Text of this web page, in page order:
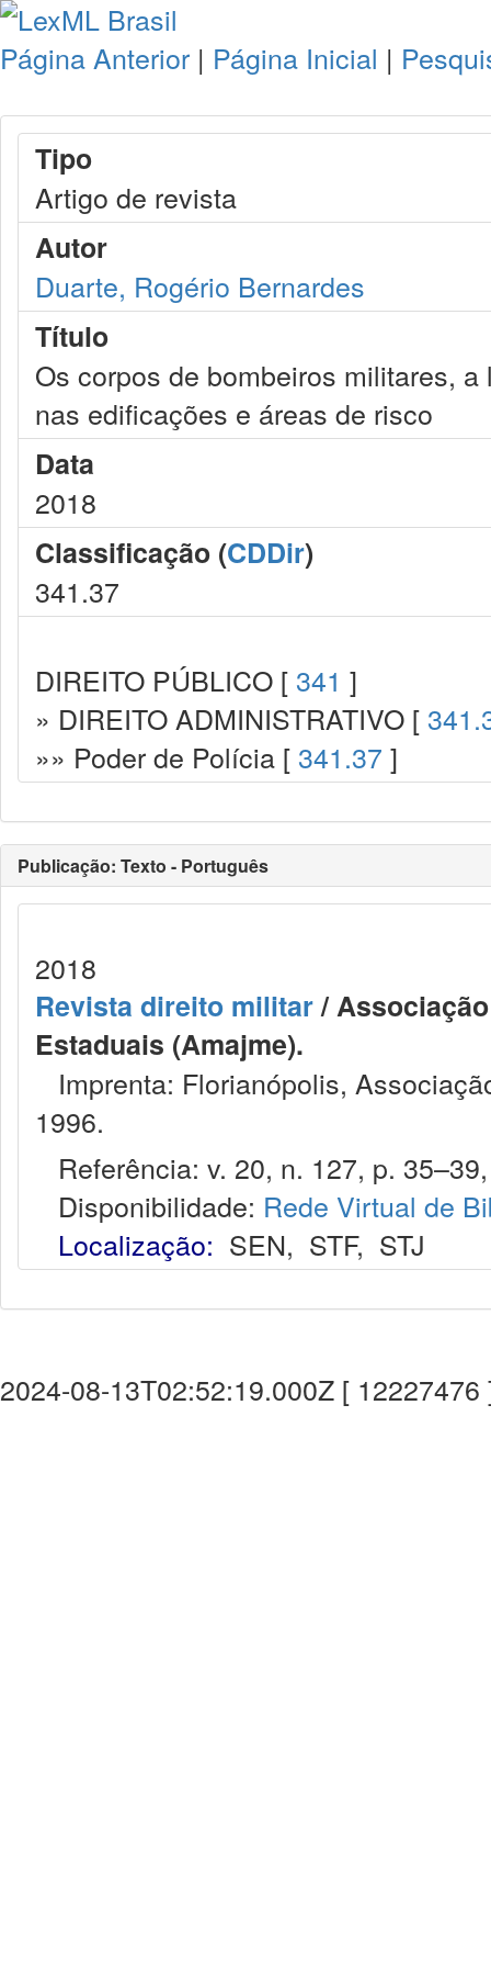
Página Anterior | Página Inicial |
Tipo
Artigo de revista
Autor
Duarte, Rogério Bernardes
Título
Os corpos de bombeiros militares,
nas edificações e áreas de risco
Data
2018
Classificação (CDDir)
341.37
DIREITO PÚBLICO [ 341 ]
» DIREITO ADMINISTRATIVO [
»» Poder de Polícia [ 341.37 ]
Publicação: Texto - Português
2018
Revista direito militar/
Estaduais (Amajme).
Imprenta: Florianópolis,
1996.
Referência: v. 20, n. 127, p.
Disponibilidade: Rede Virtual de
Localização: SEN, STF, STJ
2024-08-13T02:52:19.000Z [ 12227476